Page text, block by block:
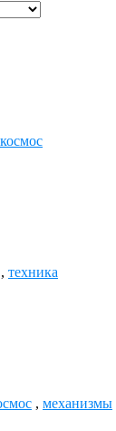
космос
, техника
, механизмы